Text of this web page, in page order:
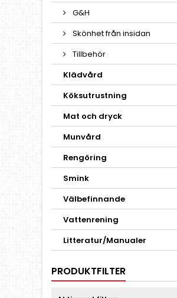
G&H
Skönhet från insidan
Tillbehör
Klädvård
Köksutrustning
Mat och dryck
Munvård
Rengöring
Smink
Välbefinnande
Vattenrening
Litteratur/Manualer
PRODUKTFILTER